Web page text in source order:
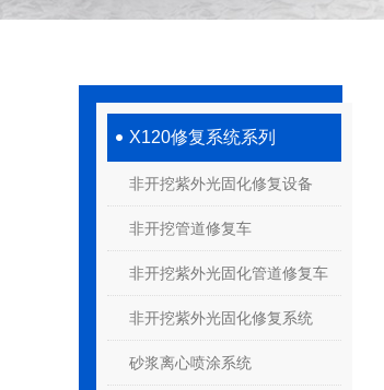
X120修复系统系列
非开挖紫外光固化修复设备
非开挖管道修复车
非开挖紫外光固化管道修复车
非开挖紫外光固化修复系统
砂浆离心喷涂系统